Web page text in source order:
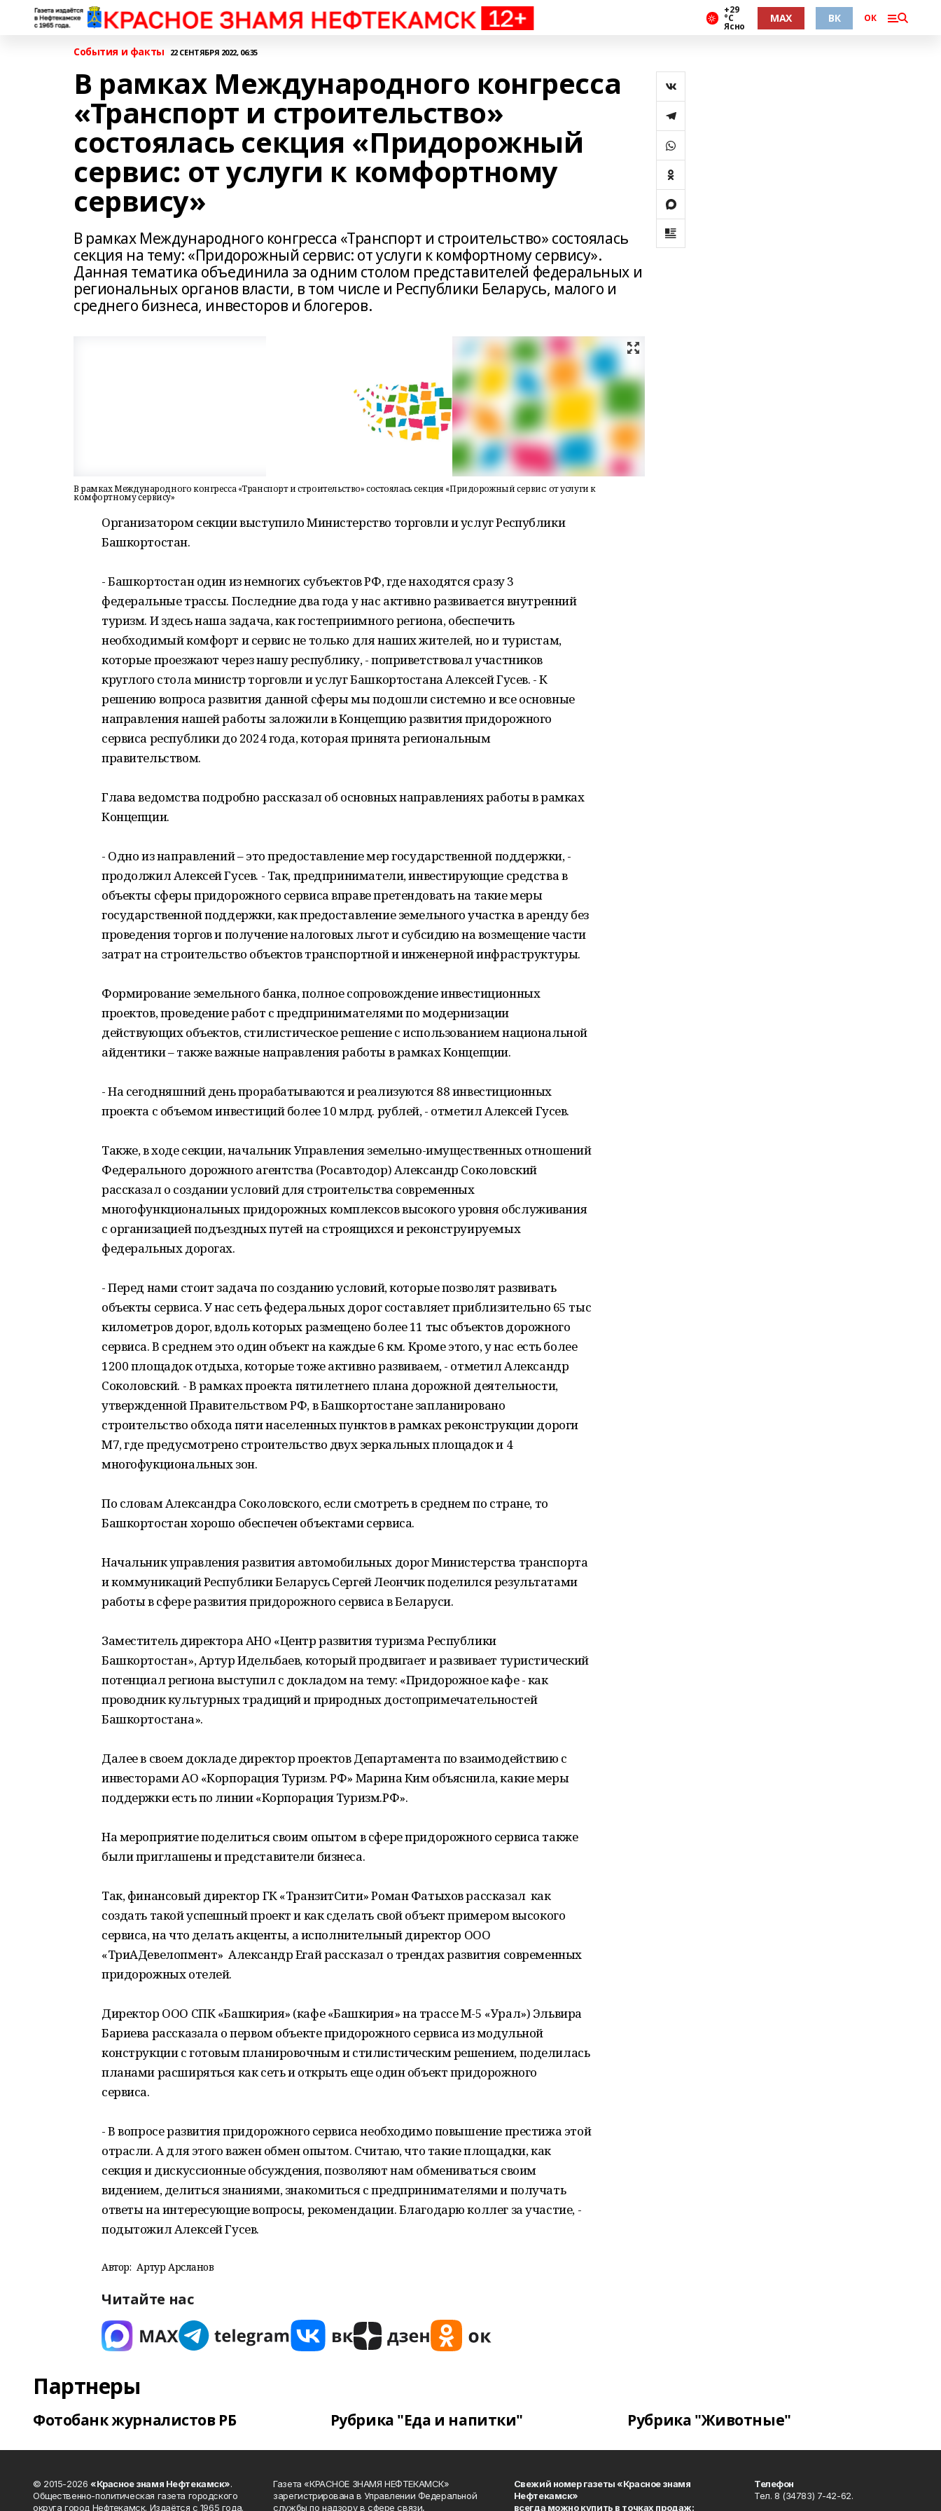
+29
°С
Ясно
MAX ВК ОК
События и факты 22 СЕНТЯБРЯ 2022, 06:35
В рамках Международного конгресса
«Транспорт и строительство»
состоялась секция «Придорожный
сервис: от услуги к комфортному
сервису»
В рамках Международного конгресса «Транспорт и строительство» состоялась
секция на тему: «Придорожный сервис: от услуги к комфортному сервису».
Данная тематика объединила за одним столом представителей федеральных и
региональных органов власти, в том числе и Республики Беларусь, малого и
среднего бизнеса, инвесторов и блогеров.
В рамках Международного конгресса «Транспорт и строительство» состоялась секция «Придорожный сервис: от услуги к
комфортному сервису»
Организатором секции выступило Министерство торговли и услуг Республики
Башкортостан.
- Башкортостан один из немногих субъектов РФ, где находятся сразу 3
федеральные трассы. Последние два года у нас активно развивается внутренний
туризм. И здесь наша задача, как гостеприимного региона, обеспечить
необходимый комфорт и сервис не только для наших жителей, но и туристам,
которые проезжают через нашу республику, - поприветствовал участников
круглого стола министр торговли и услуг Башкортостана Алексей Гусев. - К
решению вопроса развития данной сферы мы подошли системно и все основные
направления нашей работы заложили в Концепцию развития придорожного
сервиса республики до 2024 года, которая принята региональным
правительством.
Глава ведомства подробно рассказал об основных направлениях работы в рамках
Концепции.
- Одно из направлений – это предоставление мер государственной поддержки, -
продолжил Алексей Гусев. - Так, предприниматели, инвестирующие средства в
объекты сферы придорожного сервиса вправе претендовать на такие меры
государственной поддержки, как предоставление земельного участка в аренду без
проведения торгов и получение налоговых льгот и субсидию на возмещение части
затрат на строительство объектов транспортной и инженерной инфраструктуры.
Формирование земельного банка, полное сопровождение инвестиционных
проектов, проведение работ с предпринимателями по модернизации
действующих объектов, стилистическое решение с использованием национальной
айдентики – также важные направления работы в рамках Концепции.
- На сегодняшний день прорабатываются и реализуются 88 инвестиционных
проекта с объемом инвестиций более 10 млрд. рублей, - отметил Алексей Гусев.
Также, в ходе секции, начальник Управления земельно-имущественных отношений
Федерального дорожного агентства (Росавтодор) Александр Соколовский
рассказал о создании условий для строительства современных
многофункциональных придорожных комплексов высокого уровня обслуживания
с организацией подъездных путей на строящихся и реконструируемых
федеральных дорогах.
- Перед нами стоит задача по созданию условий, которые позволят развивать
объекты сервиса. У нас сеть федеральных дорог составляет приблизительно 65 тыс
километров дорог, вдоль которых размещено более 11 тыс объектов дорожного
сервиса. В среднем это один объект на каждые 6 км. Кроме этого, у нас есть более
1200 площадок отдыха, которые тоже активно развиваем, - отметил Александр
Соколовский. - В рамках проекта пятилетнего плана дорожной деятельности,
утвержденной Правительством РФ, в Башкортостане запланировано
строительство обхода пяти населенных пунктов в рамках реконструкции дороги
М7, где предусмотрено строительство двух зеркальных площадок и 4
многофукциональных зон.
По словам Александра Соколовского, если смотреть в среднем по стране, то
Башкортостан хорошо обеспечен объектами сервиса.
Начальник управления развития автомобильных дорог Министерства транспорта
и коммуникаций Республики Беларусь Сергей Леончик поделился результатами
работы в сфере развития придорожного сервиса в Беларуси.
Заместитель директора АНО «Центр развития туризма Республики
Башкортостан», Артур Идельбаев, который продвигает и развивает туристический
потенциал региона выступил с докладом на тему: «Придорожное кафе - как
проводник культурных традиций и природных достопримечательностей
Башкортостана».
Далее в своем докладе директор проектов Департамента по взаимодействию с
инвесторами АО «Корпорация Туризм. РФ» Марина Ким объяснила, какие меры
поддержки есть по линии «Корпорация Туризм.РФ».
На мероприятие поделиться своим опытом в сфере придорожного сервиса также
были приглашены и представители бизнеса.
Так, финансовый директор ГК «ТранзитСити» Роман Фатыхов рассказал как
создать такой успешный проект и как сделать свой объект примером высокого
сервиса, на что делать акценты, а исполнительный директор ООО
«ТриАДевелопмент» Александр Егай рассказал о трендах развития современных
придорожных отелей.
Директор ООО СПК «Башкирия» (кафе «Башкирия» на трассе М-5 «Урал») Эльвира
Бариева рассказала о первом объекте придорожного сервиса из модульной
конструкции с готовым планировочным и стилистическим решением, поделилась
планами расширяться как сеть и открыть еще один объект придорожного
сервиса.
- В вопросе развития придорожного сервиса необходимо повышение престижа этой
отрасли. А для этого важен обмен опытом. Считаю, что такие площадки, как
секция и дискуссионные обсуждения, позволяют нам обмениваться своим
видением, делиться знаниями, знакомиться с предпринимателями и получать
ответы на интересующие вопросы, рекомендации. Благодарю коллег за участие, -
подытожил Алексей Гусев.
Автор: Артур Арсланов
Читайте нас
Партнеры
Фотобанк журналистов РБ Рубрика "Еда и напитки" Рубрика "Животные"
© 2015-2026 «Красное знамя Нефтекамск».
Общественно-политическая газета городского
округа город Нефтекамск. Издаётся с 1965 года.
Газета «КРАСНОЕ ЗНАМЯ НЕФТЕКАМСК»
зарегистрирована в Управлении Федеральной
службы по надзору в сфере связи,
Свежий номер газеты «Красное знамя
Нефтекамск»
всегда можно купить в точках продаж:
Телефон
Тел. 8 (34783) 7-42-62.